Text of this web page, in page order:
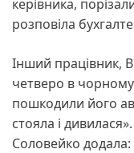
керівника,
розповіла
Інший працівник,
четверо в
пошкодили його
стояла і
Соловейко